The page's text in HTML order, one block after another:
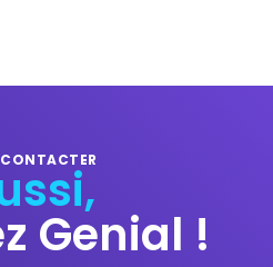
Genial !